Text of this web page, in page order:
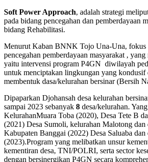
Soft Power Approach, adalah strategi
pada bidang pencegahan dan pemberdayaan
bidang Rehabilitasi.
Menurut Kaban BNNK Tojo Una-Una, fokus
pencegahan pemberdayaan masyarakat ,
yaitu intervensi program P4GN diwilayah
untuk menciptakan lingkungan yang kondusif
membentuk dasa/kelurahan bersinar (Bersih
Dipaparkan Djohansah desa kelurahan
sampai 2023 sebanyak 8 desa/kelurahan.
KelurahanMuara Toba (2020), Desa Tete B
(2021) Desa Sumoli, kelurahan Malotong dan
Kabupaten Banggai (2022) Desa Saluaba dan
(2023).Program yang melibatkan unsur
kementiran desa, TNI/POLRI, serta sector
dengan bersinergikan P4GN secara